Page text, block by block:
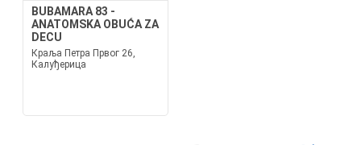
BUBAMARA 83 -
ANATOMSKA OBUĆA ZA
DECU
Краља Петра Првог 26,
Калуђерица